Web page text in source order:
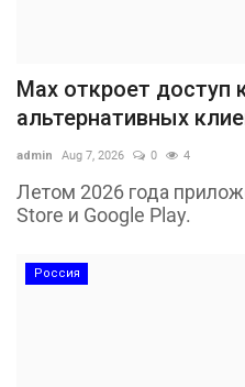
Max откроет доступ
альтернативных
admin Aug 7, 2026 0 4
Летом 2026 года
Store и Google Play.
Россия